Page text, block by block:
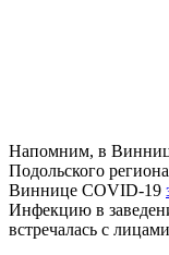
Напомним, в
Подольского
Виннице COVID-19
Инфекцию в
встречалась с